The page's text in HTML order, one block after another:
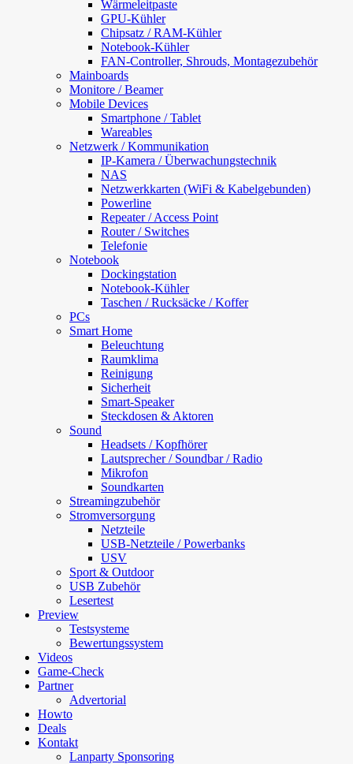
Wärmeleitpaste
GPU-Kühler
Chipsatz / RAM-Kühler
Notebook-Kühler
FAN-Controller, Shrouds, Montagezubehör
Mainboards
Monitore / Beamer
Mobile Devices
Smartphone / Tablet
Wareables
Netzwerk / Kommunikation
IP-Kamera / Überwachungstechnik
NAS
Netzwerkkarten (WiFi & Kabelgebunden)
Powerline
Repeater / Access Point
Router / Switches
Telefonie
Notebook
Dockingstation
Notebook-Kühler
Taschen / Rucksäcke / Koffer
PCs
Smart Home
Beleuchtung
Raumklima
Reinigung
Sicherheit
Smart-Speaker
Steckdosen & Aktoren
Sound
Headsets / Kopfhörer
Lautsprecher / Soundbar / Radio
Mikrofon
Soundkarten
Streamingzubehör
Stromversorgung
Netzteile
USB-Netzteile / Powerbanks
USV
Sport & Outdoor
USB Zubehör
Lesertest
Preview
Testsysteme
Bewertungssystem
Videos
Game-Check
Partner
Advertorial
Howto
Deals
Kontakt
Lanparty Sponsoring